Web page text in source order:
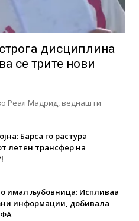
дисциплина
се трите нови
Реал Мадрид, веднаш ги
Барса го растура
летен трансфер на
имал љубовница: Испливаа
информации, добивала